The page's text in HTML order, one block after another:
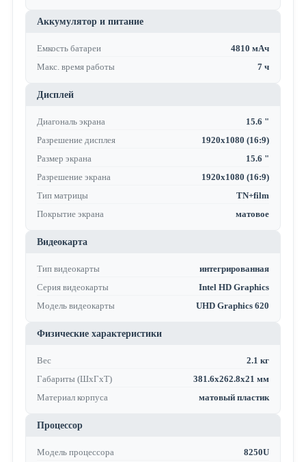
Аккумулятор и питание
Емкость батареи
4810 мАч
Макс. время работы
7 ч
Дисплей
Диагональ экрана
15.6 "
Разрешение дисплея
1920x1080 (16:9)
Размер экрана
15.6 "
Разрешение экрана
1920x1080 (16:9)
Тип матрицы
TN+film
Покрытие экрана
матовое
Видеокарта
Тип видеокарты
интегрированная
Серия видеокарты
Intel HD Graphics
Модель видеокарты
UHD Graphics 620
Физические характеристики
Вес
2.1 кг
Габариты (ШхГхТ)
381.6x262.8x21 мм
Материал корпуса
матовый пластик
Процессор
Модель процессора
8250U